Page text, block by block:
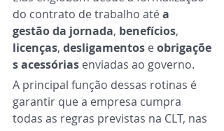
do contrato de trabalho até a
gestão da jornada, benefícios,
licenças, desligamentos e obrigaçõe
s acessórias enviadas ao governo.
A principal função dessas rotinas é
garantir que a empresa cumpra
todas as regras previstas na CLT, nas